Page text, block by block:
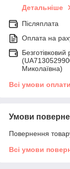
Детальніше
Післяплата
Оплата на
Безготівковий
Миколаївна)
Всі умови оплати
Умови
Повернення
Всі умови